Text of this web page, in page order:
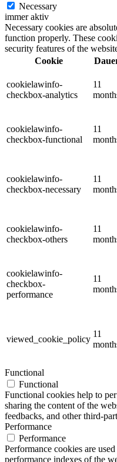
Necessary
immer aktiv
Necessary cookies are
function properly. These
security features of the
Cookie
cookielawinfo-
checkbox-analytics
11
cookielawinfo-
checkbox-functional
11
cookielawinfo-
checkbox-necessary
11
cookielawinfo-
checkbox-others
11
cookielawinfo-
checkbox-
performance
11
viewed_cookie_policy
11
Functional
Functional
Functional cookies help to
sharing the content of the
feedbacks, and other third-
Performance
Performance
Performance cookies are
performance indexes of the